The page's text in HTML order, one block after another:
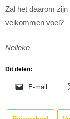
Zal het daarom
velkommen voel?
Nelleke
Dit delen:
E-mail